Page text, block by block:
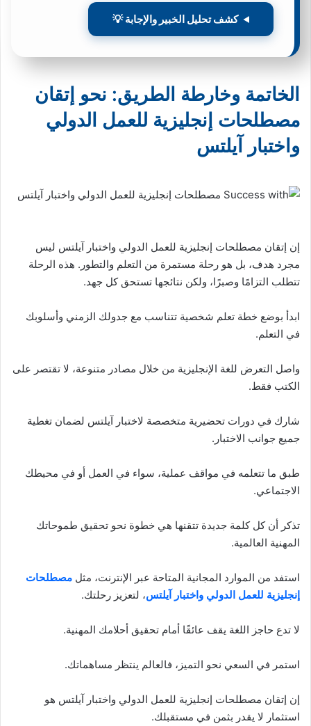
كشف تحليل الخبير والإجابة 💡
الخاتمة وخارطة الطريق: نحو إتقان
مصطلحات إنجليزية للعمل الدولي
واختبار آيلتس
إن إتقان مصطلحات إنجليزية للعمل الدولي واختبار آيلتس ليس
مجرد هدف، بل هو رحلة مستمرة من التعلم والتطور. هذه الرحلة
تتطلب التزامًا وصبرًا، ولكن نتائجها تستحق كل جهد.
ابدأ بوضع خطة تعلم شخصية تتناسب مع جدولك الزمني وأسلوبك
في التعلم.
واصل التعرض للغة الإنجليزية من خلال مصادر متنوعة، لا تقتصر على
الكتب فقط.
شارك في دورات تحضيرية متخصصة لاختبار آيلتس لضمان تغطية
جميع جوانب الاختبار.
طبق ما تتعلمه في مواقف عملية، سواء في العمل أو في محيطك
الاجتماعي.
تذكر أن كل كلمة جديدة تتقنها هي خطوة نحو تحقيق طموحاتك
المهنية العالمية.
استفد من الموارد المجانية المتاحة عبر الإنترنت، مثل مصطلحات
إنجليزية للعمل الدولي واختبار آيلتس، لتعزيز رحلتك.
لا تدع حاجز اللغة يقف عائقًا أمام تحقيق أحلامك المهنية.
استمر في السعي نحو التميز، فالعالم ينتظر مساهماتك.
إن إتقان مصطلحات إنجليزية للعمل الدولي واختبار آيلتس هو
استثمار لا يقدر بثمن في مستقبلك.